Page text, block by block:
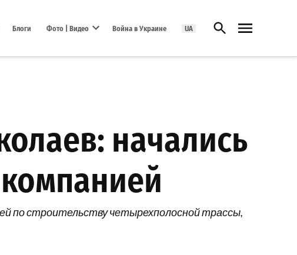
Блоги Фото | Видео Война в Украине UA Открыть поиск
начались
по строительству четырехполосной трассы,